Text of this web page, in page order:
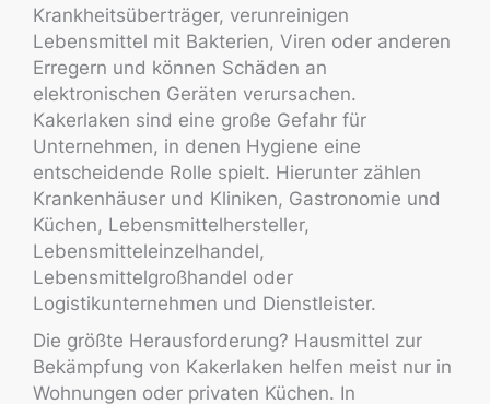
Krankheitsüberträger, verunreinigen
Lebensmittel mit Bakterien, Viren oder anderen
Erregern und können Schäden an
elektronischen Geräten verursachen.
Kakerlaken sind eine große Gefahr für
Unternehmen, in denen Hygiene eine
entscheidende Rolle spielt. Hierunter zählen
Krankenhäuser und Kliniken, Gastronomie und
Küchen, Lebensmittelhersteller,
Lebensmitteleinzelhandel,
Lebensmittelgroßhandel oder
Logistikunternehmen und Dienstleister.
Die größte Herausforderung? Hausmittel zur
Bekämpfung von Kakerlaken helfen meist nur in
Wohnungen oder privaten Küchen. In